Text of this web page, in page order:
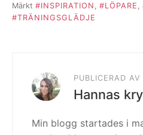
Märkt #INSPIRATION #LÖPARE
#TRÄNINGSGLÄDJE
PUBLICERAD AV
Hannas
Min blogg startades i